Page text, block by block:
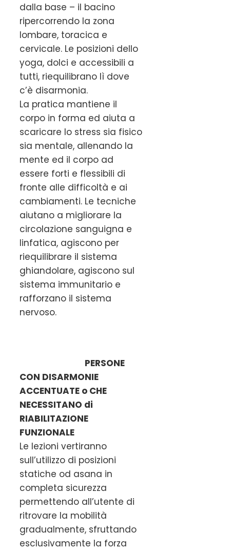
dalla base – il bacino
ripercorrendo la zona
lombare, toracica e
cervicale. Le posizioni dello
yoga, dolci e accessibili a
tutti, riequilibrano lì dove
c’è disarmonia.
La pratica mantiene il
corpo in forma ed aiuta a
scaricare lo stress sia fisico
sia mentale, allenando la
mente ed il corpo ad
essere forti e flessibili di
fronte alle difficoltà e ai
cambiamenti. Le tecniche
aiutano a migliorare la
circolazione sanguigna e
linfatica, agiscono per
riequilibrare il sistema
ghiandolare, agiscono sul
sistema immunitario e
rafforzano il sistema
nervoso.
PERSONE
CON DISARMONIE
ACCENTUATE o CHE
NECESSITANO di
RIABILITAZIONE
FUNZIONALE
Le lezioni vertiranno
sull’utilizzo di posizioni
statiche od asana in
completa sicurezza
permettendo all’utente di
ritrovare la mobilità
gradualmente, sfruttando
esclusivamente la forza